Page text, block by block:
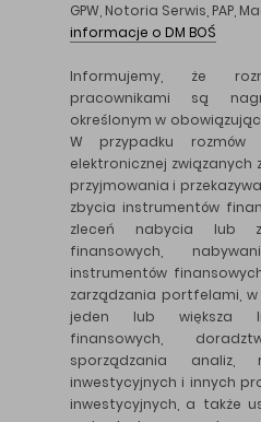
GPW, Notoria Serwis, PAP,
informacje o DM BOŚ
Informujemy, że
pracownikami są
określonym w
W przypadku rozmów
elektronicznej związanych
przyjmowania i
zbycia instrumentów
zleceń nabycia lub
finansowych,
instrumentów
zarządzania portfelami, w
jeden lub większa
finansowych,
sporządzania analiz,
inwestycyjnych i innych
inwestycyjnych, a także